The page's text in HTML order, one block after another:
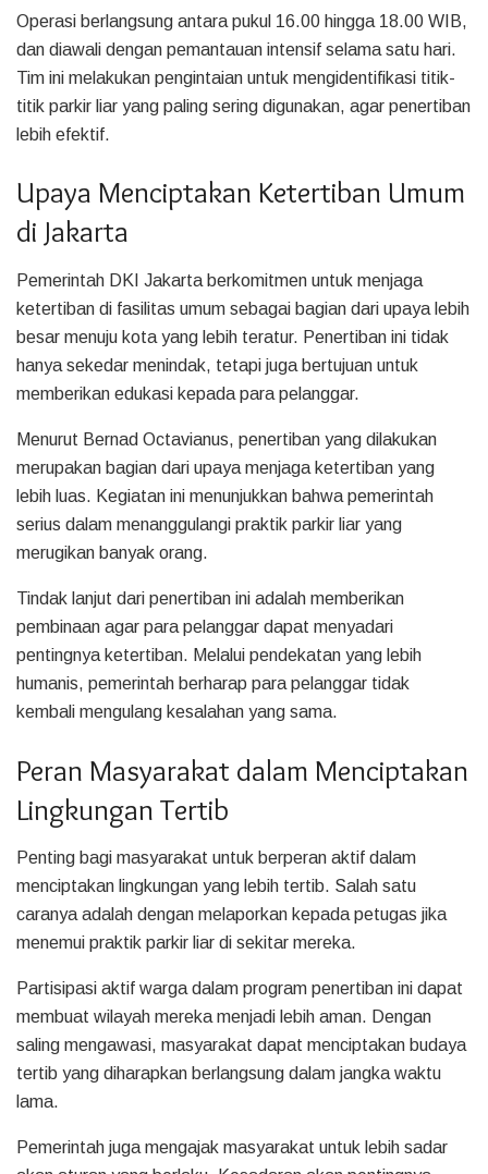
Operasi berlangsung antara pukul 16.00 hingga 18.00 WIB,
dan diawali dengan pemantauan intensif selama satu hari.
Tim ini melakukan pengintaian untuk mengidentifikasi titik-
titik parkir liar yang paling sering digunakan, agar penertiban
lebih efektif.
Upaya Menciptakan Ketertiban Umum
di Jakarta
Pemerintah DKI Jakarta berkomitmen untuk menjaga
ketertiban di fasilitas umum sebagai bagian dari upaya lebih
besar menuju kota yang lebih teratur. Penertiban ini tidak
hanya sekedar menindak, tetapi juga bertujuan untuk
memberikan edukasi kepada para pelanggar.
Menurut Bernad Octavianus, penertiban yang dilakukan
merupakan bagian dari upaya menjaga ketertiban yang
lebih luas. Kegiatan ini menunjukkan bahwa pemerintah
serius dalam menanggulangi praktik parkir liar yang
merugikan banyak orang.
Tindak lanjut dari penertiban ini adalah memberikan
pembinaan agar para pelanggar dapat menyadari
pentingnya ketertiban. Melalui pendekatan yang lebih
humanis, pemerintah berharap para pelanggar tidak
kembali mengulang kesalahan yang sama.
Peran Masyarakat dalam Menciptakan
Lingkungan Tertib
Penting bagi masyarakat untuk berperan aktif dalam
menciptakan lingkungan yang lebih tertib. Salah satu
caranya adalah dengan melaporkan kepada petugas jika
menemui praktik parkir liar di sekitar mereka.
Partisipasi aktif warga dalam program penertiban ini dapat
membuat wilayah mereka menjadi lebih aman. Dengan
saling mengawasi, masyarakat dapat menciptakan budaya
tertib yang diharapkan berlangsung dalam jangka waktu
lama.
Pemerintah juga mengajak masyarakat untuk lebih sadar